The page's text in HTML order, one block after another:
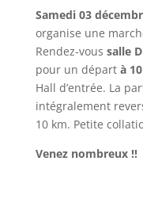
Samedi 03
organise une
Rendez-vous salle
pour un départ à 10
Hall d’entrée. La
intégralement
10 km. Petite
Venez nombreux !!